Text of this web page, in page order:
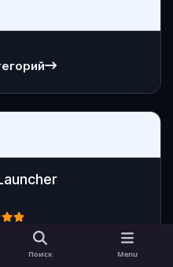
2025
Поиск Menu